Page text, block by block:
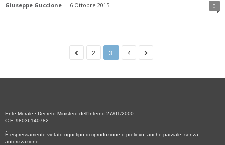
Giuseppe Guccione - 6 Ottobre 2015 0
2 3 4
Ente Morale · Decreto Ministero dell’Interno 27/01/2000
C.F. 98036140782
È espressamente vietato ogni tipo di riproduzione o prelievo, anche parziale, senza
autorizzazione.